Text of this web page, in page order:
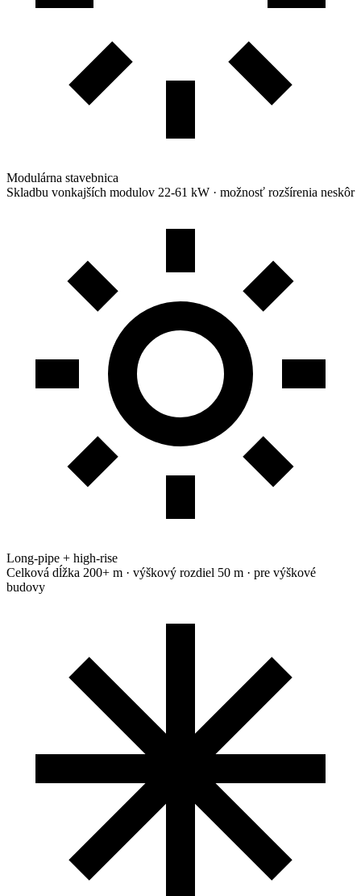
Modulárna stavebnica
Skladbu vonkajších modulov 22-61 kW · možnosť rozšírenia neskôr
Long-pipe + high-rise
Celková dĺžka 200+ m · výškový rozdiel 50 m · pre výškové
budovy